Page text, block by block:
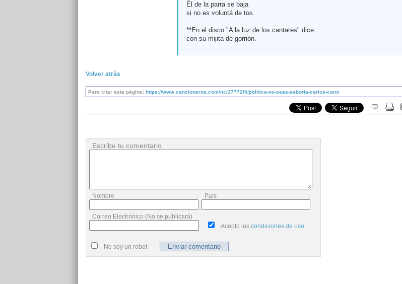
Él de la parra se baja
si no es voluntá de tos.
**En el disco "A la luz de los cantares" dice:
con su mijita de gorrión.
Volver atrás
Para citar esta página: https://www.cancioneros.com/nc/17772/0/politica-no-seas-saboria-carlos-cano
Escribe tu comentario
Nombre País
Correo Electrónico (No se publicará)
Acepto las condiciones de uso
No soy un robot